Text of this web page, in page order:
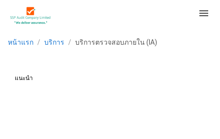
menu
หน้าแรก / บริการ / บริการตรวจสอบภายใน (IA)
แนะนำ